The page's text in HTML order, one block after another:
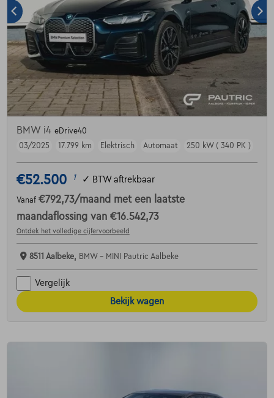
BMW i4 eDrive40
03/2025
17.799 km Elektrisch Automaat 250 kW ( 340 PK )
€52.500 1 ✓ BTW aftrekbaar
Vanaf €792,73/maand met een laatste
maandaflossing van €16.542,73
Ontdek het volledige cijfervoorbeeld
8511 Aalbeke, BMW - MINI Pautric Aalbeke
Vergelijk
Bekijk wagen